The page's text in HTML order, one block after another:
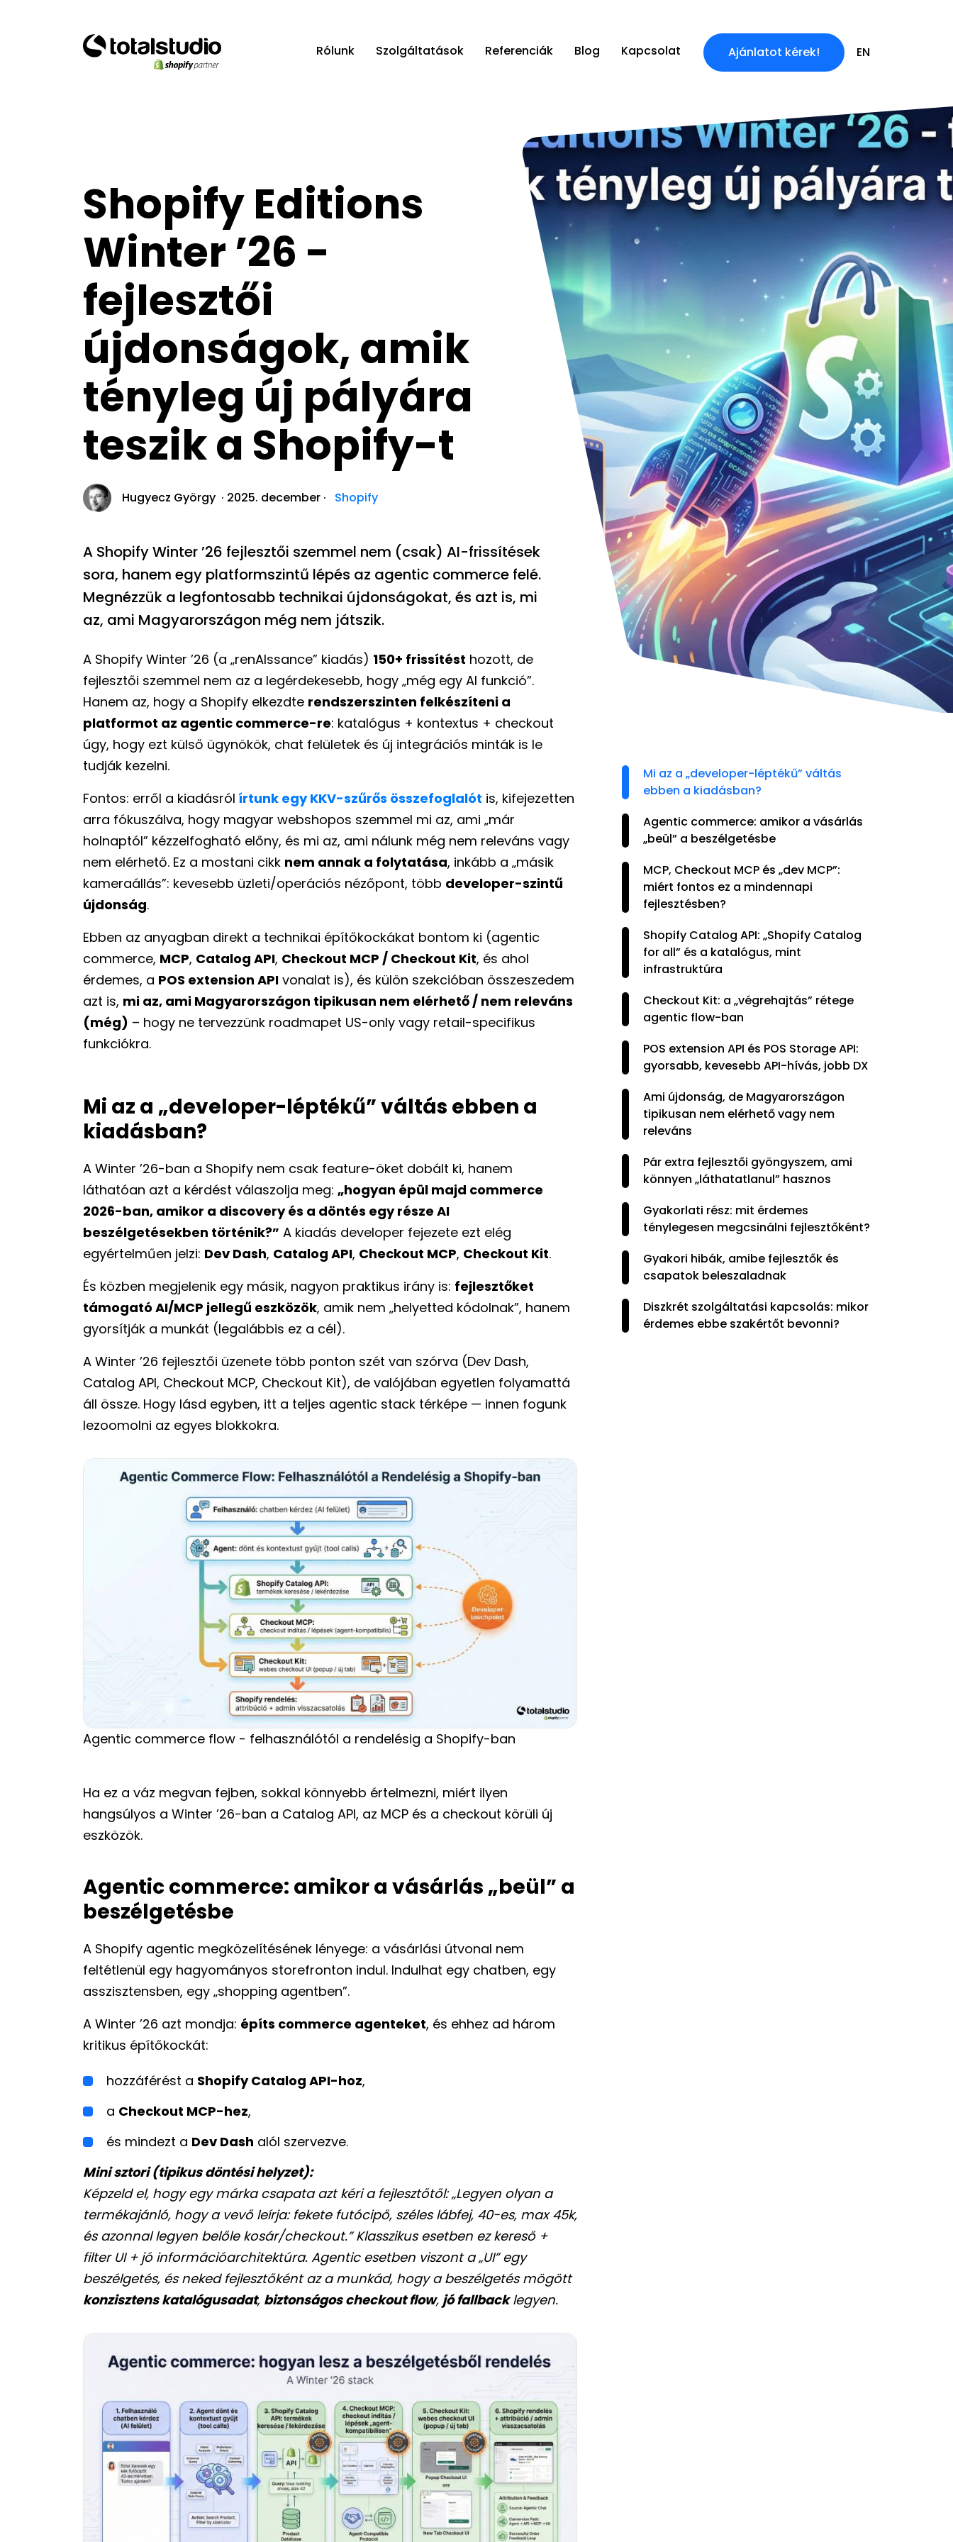
Rólunk Szolgáltatások Referenciák Blog Kapcsolat Ajánlatot kérek! EN
Shopify Editions
Winter ’26 -
fejlesztői
újdonságok, amik
tényleg új pályára
teszik a Shopify-t
Hugyecz György · 2025. december · Shopify
A Shopify Winter ’26 fejlesztői szemmel nem (csak) AI-frissítések
sora, hanem egy platformszintű lépés az agentic commerce felé.
Megnézzük a legfontosabb technikai újdonságokat, és azt is, mi
az, ami Magyarországon még nem játszik.
A Shopify Winter ’26 (a „renAIssance” kiadás) 150+ frissítést hozott, de
fejlesztői szemmel nem az a legérdekesebb, hogy „még egy AI funkció”.
Hanem az, hogy a Shopify elkezdte rendszerszinten felkészíteni a
platformot az agentic commerce-re: katalógus + kontextus + checkout
úgy, hogy ezt külső ügynökök, chat felületek és új integrációs minták is le
tudják kezelni.
Fontos: erről a kiadásról írtunk egy KKV-szűrős összefoglalót is, kifejezetten
arra fókuszálva, hogy magyar webshopos szemmel mi az, ami „már
holnaptól” kézzelfogható előny, és mi az, ami nálunk még nem releváns vagy
nem elérhető. Ez a mostani cikk nem annak a folytatása, inkább a „másik
kameraállás”: kevesebb üzleti/operációs nézőpont, több developer-szintű
újdonság.
Ebben az anyagban direkt a technikai építőkockákat bontom ki (agentic
commerce, MCP, Catalog API, Checkout MCP / Checkout Kit, és ahol
érdemes, a POS extension API vonalat is), és külön szekcióban összeszedem
azt is, mi az, ami Magyarországon tipikusan nem elérhető / nem releváns
(még) – hogy ne tervezzünk roadmapet US-only vagy retail-specifikus
funkciókra.
Mi az a „developer-léptékű” váltás ebben a
kiadásban?
A Winter ’26-ban a Shopify nem csak feature-öket dobált ki, hanem
láthatóan azt a kérdést válaszolja meg: „hogyan épül majd commerce
2026-ban, amikor a discovery és a döntés egy része AI
beszélgetésekben történik?” A kiadás developer fejezete ezt elég
egyértelműen jelzi: Dev Dash, Catalog API, Checkout MCP, Checkout Kit.
És közben megjelenik egy másik, nagyon praktikus irány is: fejlesztőket
támogató AI/MCP jellegű eszközök, amik nem „helyetted kódolnak”, hanem
gyorsítják a munkát (legalábbis ez a cél).
A Winter ’26 fejlesztői üzenete több ponton szét van szórva (Dev Dash,
Catalog API, Checkout MCP, Checkout Kit), de valójában egyetlen folyamattá
áll össze. Hogy lásd egyben, itt a teljes agentic stack térképe — innen fogunk
lezoomolni az egyes blokkokra.
Agentic commerce flow - felhasználótól a rendelésig a Shopify-ban
Ha ez a váz megvan fejben, sokkal könnyebb értelmezni, miért ilyen
hangsúlyos a Winter ’26-ban a Catalog API, az MCP és a checkout körüli új
eszközök.
Agentic commerce: amikor a vásárlás „beül” a
beszélgetésbe
A Shopify agentic megközelítésének lényege: a vásárlási útvonal nem
feltétlenül egy hagyományos storefronton indul. Indulhat egy chatben, egy
asszisztensben, egy „shopping agentben”.
A Winter ’26 azt mondja: építs commerce agenteket, és ehhez ad három
kritikus építőkockát:
hozzáférést a Shopify Catalog API-hoz,
a Checkout MCP-hez,
és mindezt a Dev Dash alól szervezve.
Mini sztori (tipikus döntési helyzet):
Képzeld el, hogy egy márka csapata azt kéri a fejlesztőtől: „Legyen olyan a
termékajánló, hogy a vevő leírja: fekete futócipő, széles lábfej, 40-es, max 45k,
és azonnal legyen belőle kosár/checkout.” Klasszikus esetben ez kereső +
filter UI + jó információarchitektúra. Agentic esetben viszont a „UI” egy
beszélgetés, és neked fejlesztőként az a munkád, hogy a beszélgetés mögött
konzisztens katalógusadat, biztonságos checkout flow, jó fallbacklegyen.
Mi az a „developer-léptékű” váltás
ebben a kiadásban?
Agentic commerce: amikor a vásárlás
„beül” a beszélgetésbe
MCP, Checkout MCP és „dev MCP”:
miért fontos ez a mindennapi
fejlesztésben?
Shopify Catalog API: „Shopify Catalog
for all” és a katalógus, mint
infrastruktúra
Checkout Kit: a „végrehajtás” rétege
agentic flow-ban
POS extension API és POS Storage API:
gyorsabb, kevesebb API-hívás, jobb DX
Ami újdonság, de Magyarországon
tipikusan nem elérhető vagy nem
releváns
Pár extra fejlesztői gyöngyszem, ami
könnyen „láthatatlanul” hasznos
Gyakorlati rész: mit érdemes
ténylegesen megcsinálni fejlesztőként?
Gyakori hibák, amibe fejlesztők és
csapatok beleszaladnak
Diszkrét szolgáltatási kapcsolás: mikor
érdemes ebbe szakértőt bevonni?